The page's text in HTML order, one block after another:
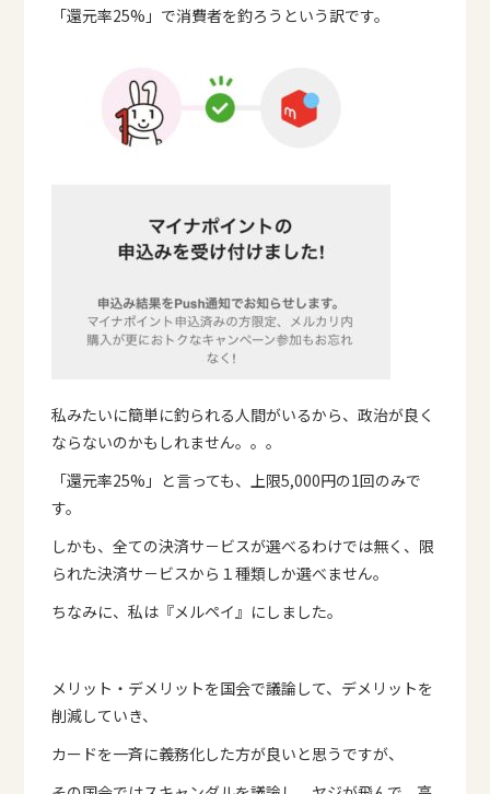
「還元率25%」で消費者を釣ろうという訳です。
私みたいに簡単に釣られる人間がいるから、政治が良く
ならないのかもしれません。。。
「還元率25%」と言っても、上限5,000円の1回のみで
す。
しかも、全ての決済サ－ビスが選べるわけでは無く、限
られた決済サ－ビスから１種類しか選べません。
ちなみに、私は『メルペイ』にしました。
メリット・デメリットを国会で議論して、デメリットを
削減していき、
カードを一斉に義務化した方が良いと思うですが、